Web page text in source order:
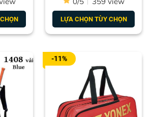
Yonex BA12PAEX được điều chỉnh
hoạt giữa các ngăn.
bạn bè cũng rất tiện lợi, đảm bảo
bạn trông rất hiện đại, nổi bật.
giày được thiết kế riêng biệt bảo
thuận tiện và gọn gàng.
LỰA CHỌN TÙY CHỌN
-11%